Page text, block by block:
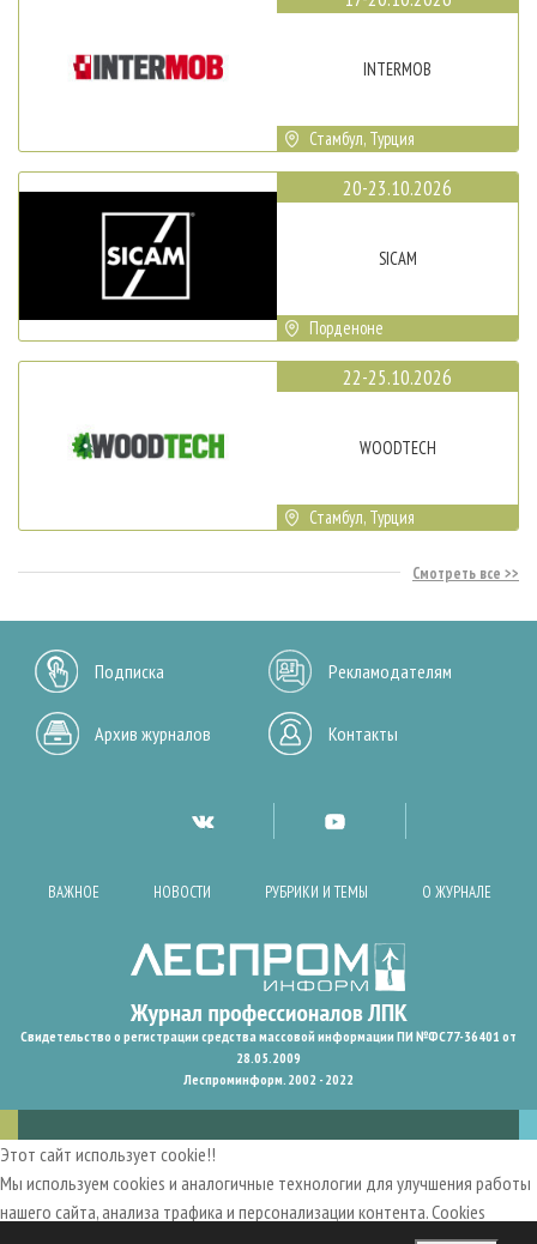
INTERMOB
Стамбул, Турция
20-23.10.2026
SICAM
Порденоне
22-25.10.2026
WOODTECH
Стамбул, Турция
Смотреть все
Подписка Рекламодателям
Архив журналов Контакты
ВАЖНОЕ НОВОСТИ РУБРИКИ И ТЕМЫ О ЖУРНАЛЕ
Свидетельство о регистрации средства массовой информации ПИ №ФС77-36401 от
28.05.2009
Леспроминформ. 2002 - 2022
Этот сайт использует cookie!!
Мы используем cookies и аналогичные технологии для улучшения работы
нашего сайта, анализа трафика и персонализации контента. Cookies